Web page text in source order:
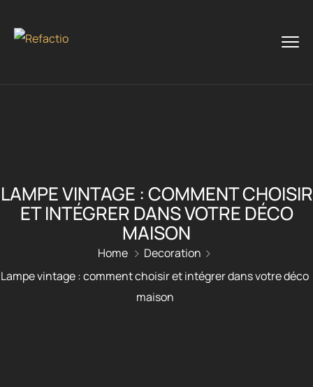
LAMPE VINTAGE : COMMENT CHOISIR
ET INTÉGRER DANS VOTRE DÉCO
MAISON
Home
Decoration
Lampe vintage : comment choisir et intégrer dans votre déco
maison